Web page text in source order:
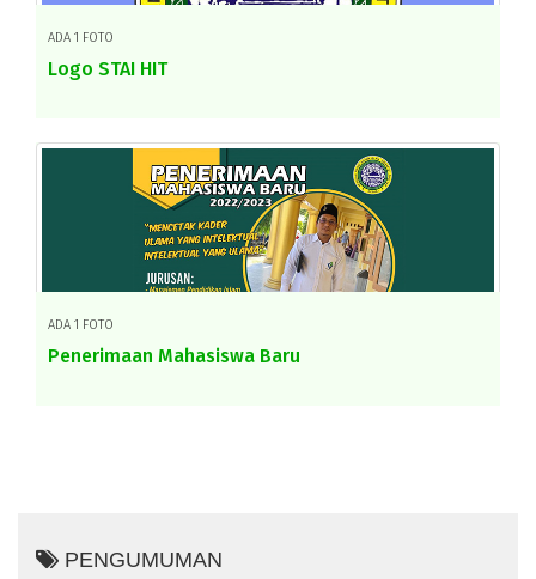
ADA 1 FOTO
Logo STAI HIT
ADA 1 FOTO
Penerimaan Mahasiswa Baru
PENGUMUMAN